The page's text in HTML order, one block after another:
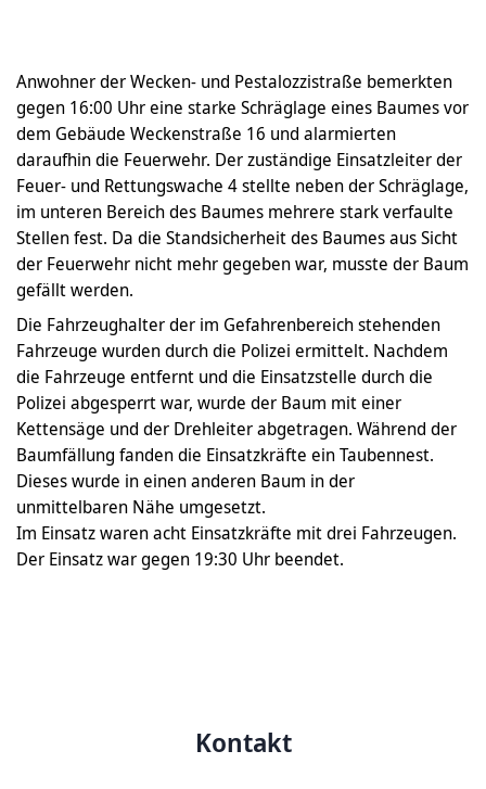
Anwohner der Wecken- und Pestalozzistraße bemerkten
gegen 16:00 Uhr eine starke Schräglage eines Baumes vor
dem Gebäude Weckenstraße 16 und alarmierten
daraufhin die Feuerwehr. Der zuständige Einsatzleiter der
Feuer- und Rettungswache 4 stellte neben der Schräglage,
im unteren Bereich des Baumes mehrere stark verfaulte
Stellen fest. Da die Standsicherheit des Baumes aus Sicht
der Feuerwehr nicht mehr gegeben war, musste der Baum
gefällt werden.
Die Fahrzeughalter der im Gefahrenbereich stehenden
Fahrzeuge wurden durch die Polizei ermittelt. Nachdem
die Fahrzeuge entfernt und die Einsatzstelle durch die
Polizei abgesperrt war, wurde der Baum mit einer
Kettensäge und der Drehleiter abgetragen. Während der
Baumfällung fanden die Einsatzkräfte ein Taubennest.
Dieses wurde in einen anderen Baum in der
unmittelbaren Nähe umgesetzt.
Im Einsatz waren acht Einsatzkräfte mit drei Fahrzeugen.
Der Einsatz war gegen 19:30 Uhr beendet.
Kontakt